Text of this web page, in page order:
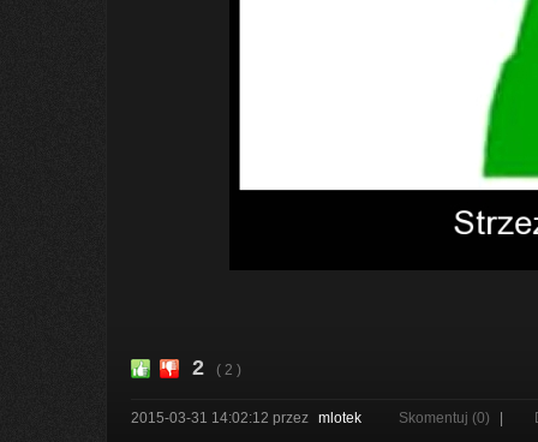
2 ( 2 )
2015-03-31 14:02:12 przez mlotek Skomentuj (0)